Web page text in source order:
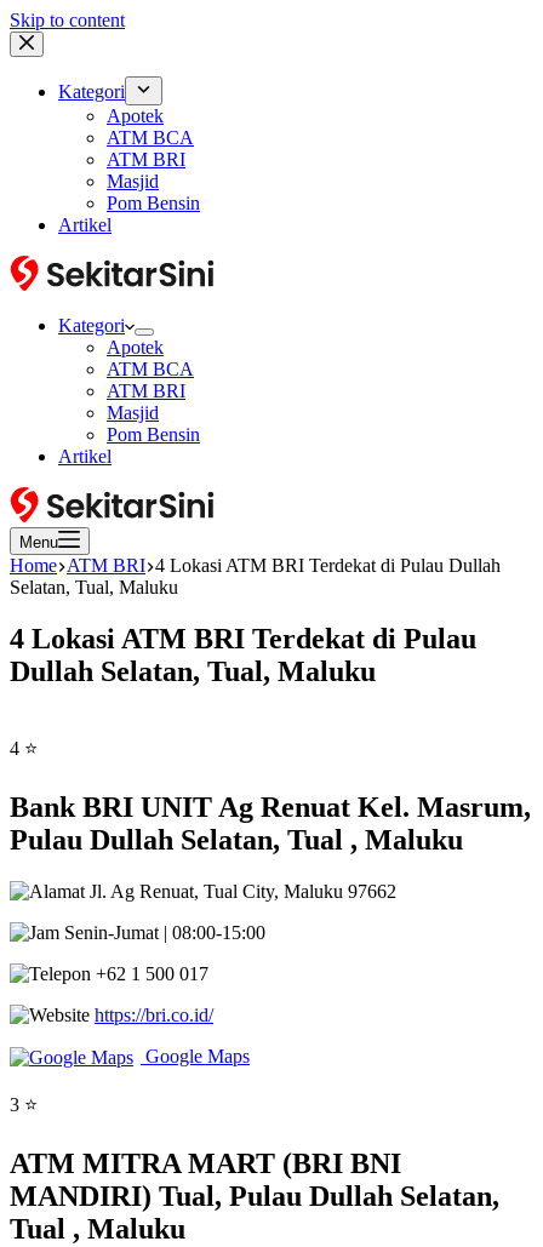
Skip to content
Kategori
Apotek
ATM BCA
ATM BRI
Masjid
Pom Bensin
Artikel
Kategori
Apotek
ATM BCA
ATM BRI
Masjid
Pom Bensin
Artikel
Menu
Home ATM BRI 4 Lokasi ATM BRI Terdekat di Pulau Dullah
Selatan, Tual, Maluku
4 Lokasi ATM BRI Terdekat di Pulau
Dullah Selatan, Tual, Maluku
4 ⭐
Bank BRI UNIT Ag Renuat Kel. Masrum,
Pulau Dullah Selatan, Tual , Maluku
Jl. Ag Renuat, Tual City, Maluku 97662
Senin-Jumat | 08:00-15:00
+62 1 500 017
https://bri.co.id/
Google Maps
3 ⭐
ATM MITRA MART (BRI BNI
MANDIRI) Tual, Pulau Dullah Selatan,
Tual , Maluku